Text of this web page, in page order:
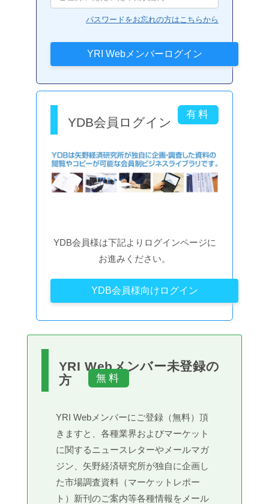
パスワードをお忘れの方はこちらから
YDB会員ログイン
YDB会員様は下記よりログインページに
お進みください。
YDB会員様向けログイン
YRI Webメンバー未登録の
方
YRI Webメンバーにご登録（無料）頂
きますと、各種業界およびマーケット
に関するニュースレターやメールマガ
ジン、矢野経済研究所が独自に企画し
た市場調査資料（マーケットレポー
ト）新刊のご案内等各種情報をメール